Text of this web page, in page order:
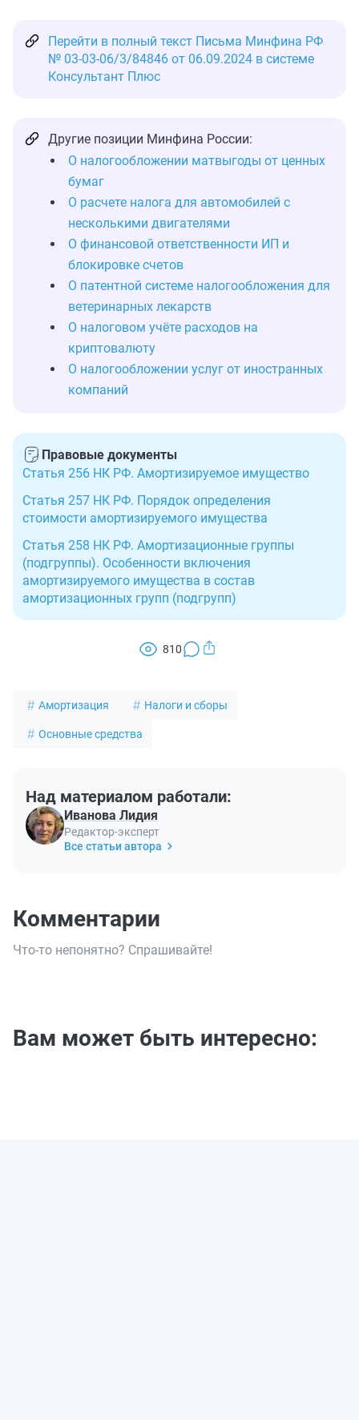
Перейти в полный текст Письма Минфина РФ
№ 03-03-06/3/84846 от 06.09.2024 в системе
Консультант Плюс
Другие позиции Минфина России:
О налогообложении матвыгоды от ценных
бумаг
О расчете налога для автомобилей с
несколькими двигателями
О финансовой ответственности ИП и
блокировке счетов
О патентной системе налогообложения для
ветеринарных лекарств
О налоговом учёте расходов на
криптовалюту
О налогообложении услуг от иностранных
компаний
Правовые документы
Статья 256 НК РФ. Амортизируемое имущество
Статья 257 НК РФ. Порядок определения
стоимости амортизируемого имущества
Статья 258 НК РФ. Амортизационные группы
(подгруппы). Особенности включения
амортизируемого имущества в состав
амортизационных групп (подгрупп)
810
Амортизация Налоги и сборы
Основные средства
Над материалом работали:
Иванова Лидия
Редактор-эксперт
Все статьи автора
Комментарии
Что-то непонятно? Спрашивайте!
Вам может быть интересно: